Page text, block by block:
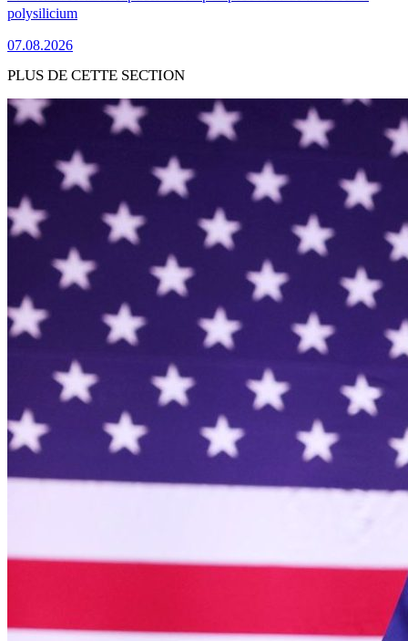
polysilicium
07.08.2026
PLUS DE CETTE SECTION